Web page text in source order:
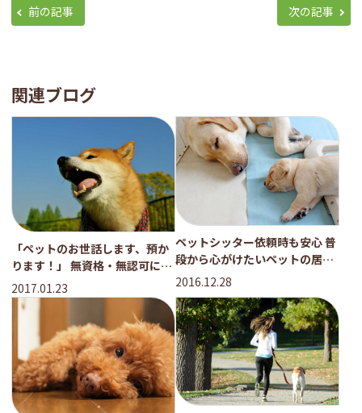
前の記事 次の記事
関連ブログ
「ペットのお世話します、預か
ります！」 無資格・無認可にご
注意を！
2017.01.23
ペットシッター依頼時も安心 普
段から心がけたいペットの居場
所づくりの工夫
2016.12.28